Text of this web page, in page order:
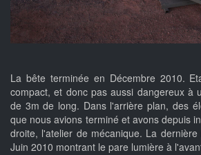
La bête terminée en Décembre 2010.
compact, et donc pas aussi dangereux à
de 3m de long. Dans l'arrière plan, des
que nous avions terminé et avons depuis
droite, l'atelier de mécanique. La
Juin 2010 montrant le pare lumière à